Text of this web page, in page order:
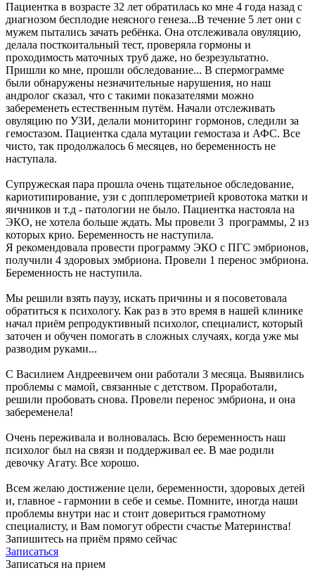
Пациентка в возрасте 32 лет обратилась ко мне 4 года назад с
диагнозом бесплодие неясного генеза...В течение 5 лет они с
мужем пытались зачать ребёнка. Она отслеживала овуляцию,
делала посткоитальный тест, проверяла гормоны и
проходимость маточных труб даже, но безрезультатно.
Пришли ко мне, прошли обследование... В спермограмме
были обнаружены незначительные нарушения, но наш
андролог сказал, что с такими показателями можно
забеременеть естественным путём. Начали отслеживать
овуляцию по УЗИ, делали мониторинг гормонов, следили за
гемостазом. Пациентка сдала мутации гемостаза и АФС. Все
чисто, так продолжалось 6 месяцев, но беременность не
наступала.
Супружеская пара прошла очень тщательное обследование,
кариотипирование, узи с допплерометрией кровотока матки и
яичников и т.д - патологии не было. Пациентка настояла на
ЭКО, не хотела больше ждать. Мы провели 3 программы, 2 из
которых крио. Беременность не наступила.
Я рекомендовала провести программу ЭКО с ПГС эмбрионов,
получили 4 здоровых эмбриона. Провели 1 перенос эмбриона.
Беременность не наступила.
Мы решили взять паузу, искать причины и я посоветовала
обратиться к психологу. Как раз в это время в нашей клинике
начал приём репродуктивный психолог, специалист, который
заточен и обучен помогать в сложных случаях, когда уже мы
разводим руками...
С Василием Андреевичем они работали 3 месяца. Выявились
проблемы с мамой, связанные с детством. Проработали,
решили пробовать снова. Провели перенос эмбриона, и она
забеременела!
Очень переживала и волновалась. Всю беременность наш
психолог был на связи и поддерживал ее. В мае родили
девочку Агату. Все хорошо.
Всем желаю достижение цели, беременности, здоровых детей
и, главное - гармонии в себе и семье. Помните, иногда наши
проблемы внутри нас и стоит довериться грамотному
специалисту, и Вам помогут обрести счастье Материнства!
Запишитесь на приём прямо сейчас
Записаться
Записаться на прием